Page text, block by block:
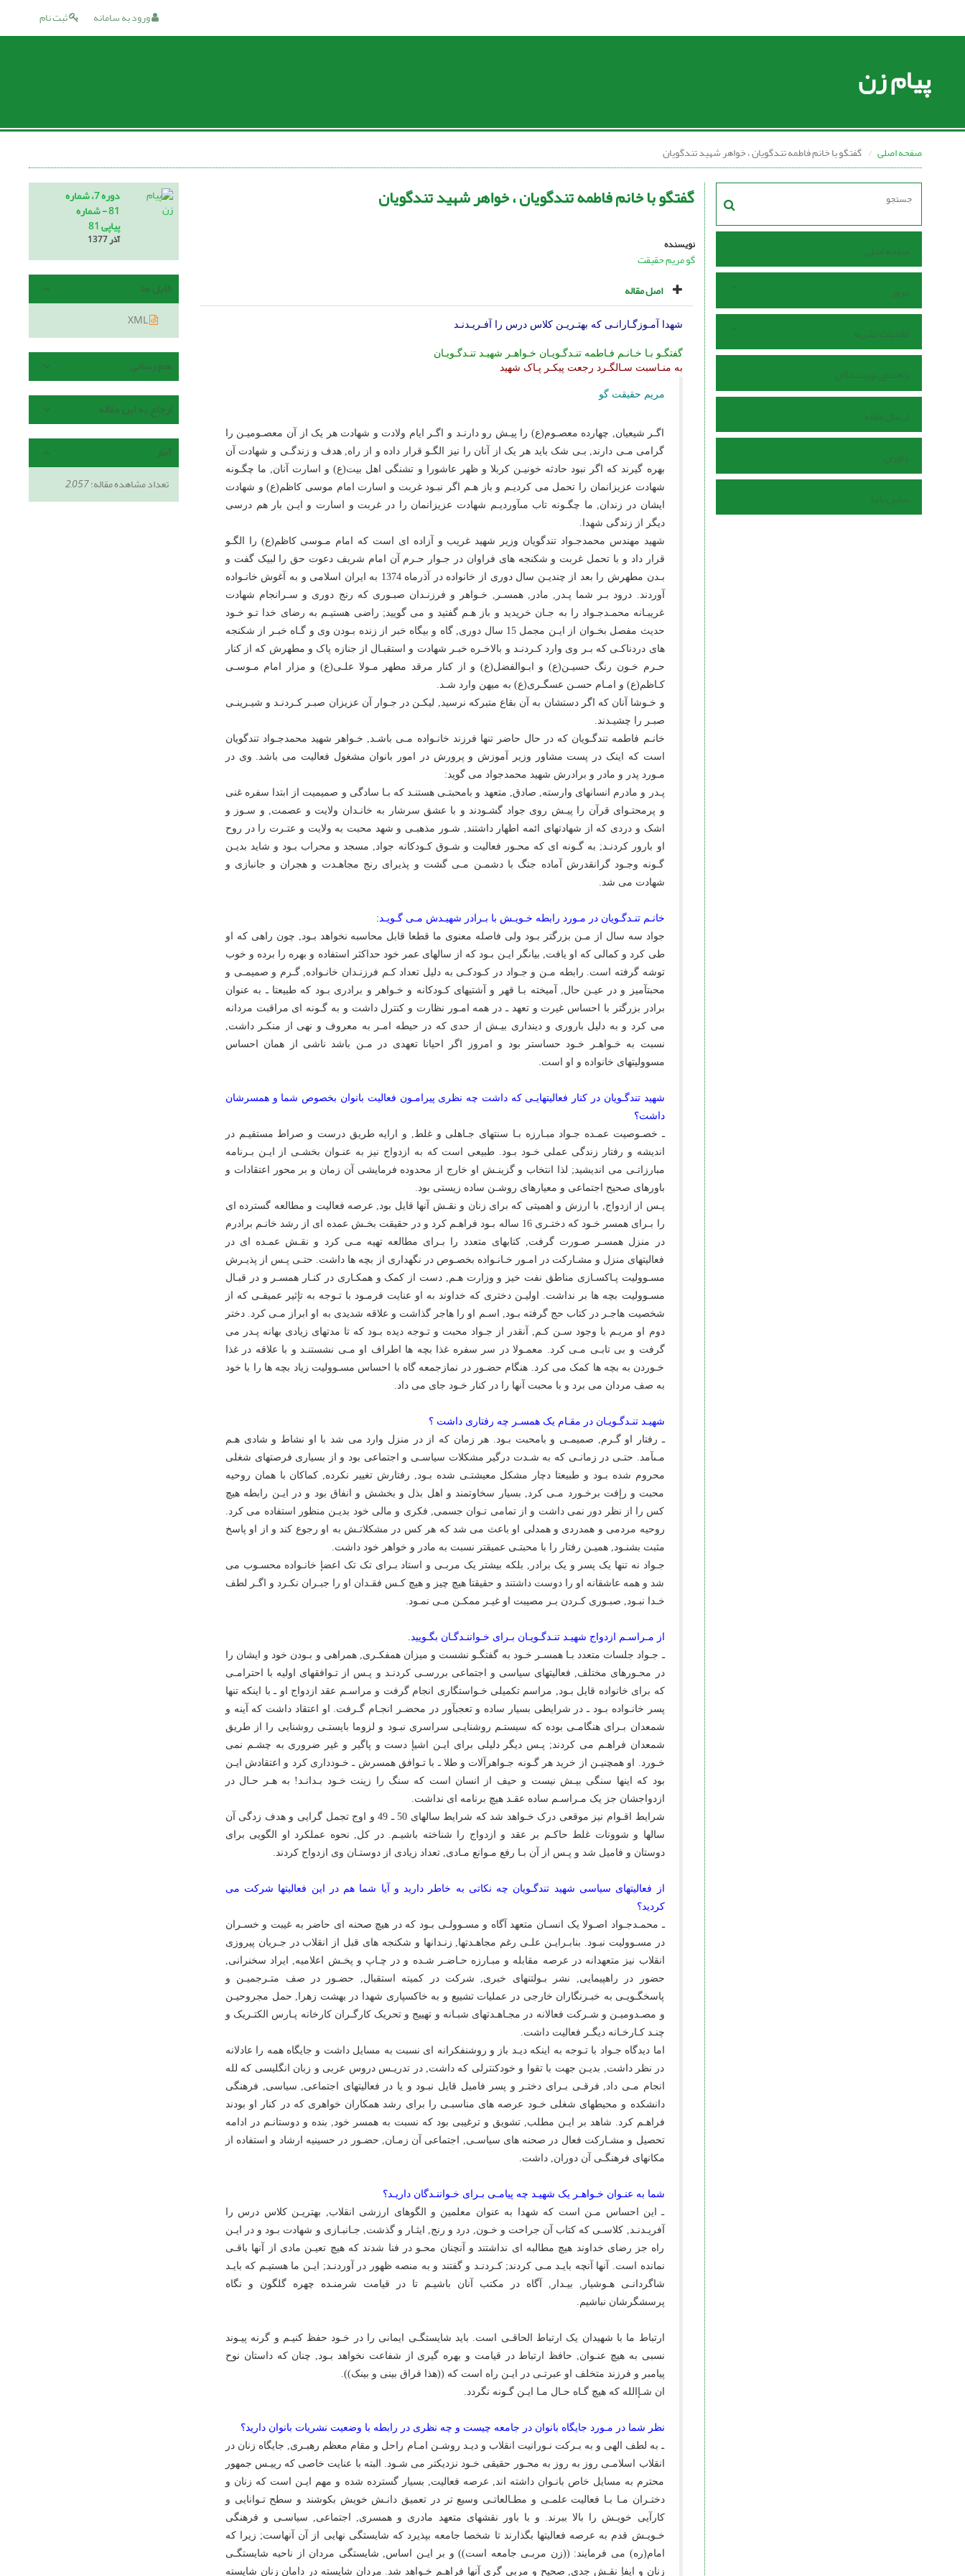
ثبت نام ورود به سامانه
پیام زن
صفحه اصلی گفتگو با خانم فاطمه تندگویان ، خواهر شهید تندگویان
صفحه اصلی
مرور
اطلاعات نشریه
راهنمای نویسندگان
ارسال مقاله
داوران
تماس با ما
گفتگو با خانم فاطمه تندگویان ، خواهر شهید تندگویان
نویسنده
گو مریم حقیقت
اصل مقاله
شهدا آمـوزگـارانـى که بهتـریـن کلاس درس را آفـریـدنـد
گفتگـو بـا خـانـم فـاطمه تنـدگـویـان خـواهـر شهیـد تنـدگـویـان
به منـاسبت سـالگـرد رجعت پیکـر پـاک شهید
مریم حقیقت گو
اگـر شیعیان, چهارده معصـوم(ع) را پیـش رو دارنـد و اگـر ایام ولادت و شهادت هر یک از آن معصـومیـن را
گرامى مـى دارند, بـى شک باید هر یک از آنان را نیز الگـو قرار داده و از راه, هدف و زندگـى و شهادت آن
بهره گیرند که اگر نبود حادثه خونیـن کربلا و ظهر عاشورا و تشنگى اهل بیت(ع) و اسارت آنان, ما چگـونه
شهادت عزیزانمان را تحمل مى کردیـم و باز هـم اگر نبـود غربت و اسارت امام موسى کاظم(ع) و شهادت
ایشان در زندان, ما چگـونه تاب مىآوردیـم شهادت عزیزانمان را در غربت و اسارت و ایـن بار هم درسى
دیگر از زندگى شهدا.
شهید مهندس محمدجـواد تندگویان وزیر شهید غریب و آزاده اى است که امام مـوسى کاظم(ع) را الگـو
قرار داد و با تحمل غربت و شکنجه هاى فراوان در جـوار حـرم آن امام شریف دعوت حق را لبیک گفت و
بـدن مطهرش را بعد از چندیـن سال دورى از خانواده در آذرماه 1374 به ایران اسلامى و به آغوش خانـواده
آوردند. درود بـر شما پـدر, مادر, همسـر, خـواهر و فرزنـدان صبـورى که رنج دورى و سـرانجام شهادت
غریبـانه محمـدجـواد را به جـان خریدید و باز هـم گفتید و مى گویید; راضى هستیـم به رضاى خدا تـو خـود
حدیث مفصل بخـوان از ایـن مجمل 15 سال دورى, گاه و بیگاه خبر از زنده بـودن وى و گـاه خبـر از شکنجه
هاى دردناکـى که بـر وى وارد کـردنـد و بالاخـره خبـر شهادت و استقبـال از جنازه پاک و مطهرش که از کنار
حـرم خـون رنگ حسیـن(ع) و ابـوالفضل(ع) و از کنار مرقد مطهر مـولا علـى(ع) و مزار امام مـوسـى
کـاظم(ع) و امـام حسـن عسگـرى(ع) به میهن وارد شـد.
و خـوشا آنان که اگر دستشان به آن بقاع متبرکه نرسید, لیکـن در جـوار آن عزیزان صبـر کـردنـد و شیـرینـى
صبـر را چشیـدند.
خانـم فاطمه تندگـویان که در حال حاضر تنها فرزند خانـواده مـى باشـد, خـواهر شهید محمدجـواد تندگویان
است که اینک در پست مشاور وزیر آموزش و پرورش در امور بانوان مشغول فعالیت مى باشد. وى در
مـورد پدر و مادر و برادرش شهید محمدجواد مى گوید:
پـدر و مادرم انسانهاى وارسته, صادق, متعهد و بامحبتـى هستنـد که بـا سادگى و صمیمیت از ابتدا سفره غنى
و پرمحتـواى قرآن را پیـش روى جواد گشـودند و با عشق سرشار به خانـدان ولایت و عصمت, و سـوز و
اشک و دردى که از شهادتهاى ائمه اطهار داشتند, شـور مذهبـى و شهد محبت به ولایت و عتـرت را در روح
او بارور کردنـد; به گـونه اى که محـور فعالیت و شـوق کـودکانه جواد, مسجد و محراب بـود و شاید بدیـن
گـونه وجـود گرانقدرش آماده جنگ با دشمـن مـى گشت و پذیراى رنج مجاهـدت و هجران و جانبازى و
شهادت مى شد.
خانـم تنـدگـویان در مـورد رابطه خـویـش با بـرادر شهیـدش مـى گـویـد:
جواد سه سال از مـن بزرگتر بـود ولى فاصله معنوى ما قطعا قابل محاسبه نخواهد بـود, چون راهى که او
طى کرد و کمالى که او یافت, بیانگر ایـن بـود که از سالهاى عمر خود حداکثر استفاده و بهره را برده و خوب
توشه گرفته است. رابطه مـن و جـواد در کـودکـى به دلیل تعداد کـم فرزنـدان خانـواده, گـرم و صمیمـى و
محبتآمیز و در عیـن حال, آمیخته بـا قهر و آشتیهاى کـودکانه و خـواهر و برادرى بـود که طبیعتا ـ به عنوان
برادر بزرگتر با احساس غیرت و تعهد ـ در همه امـور نظارت و کنترل داشت و به گـونه اى مراقبت مردانه
مى کرد و به دلیل بارورى و دیندارى بیـش از حدى که در حیطه امـر به معروف و نهى از منکـر داشت,
نسبت به خـواهـر خـود حساستر بود و امروز اگر احیانا تعهدى در مـن باشد ناشى از همان احساس
مسوولیتهاى خانواده و او است.
شهید تندگـویان در کنار فعالیتهایـى که داشت چه نظرى پیرامـون فعالیت بانوان بخصوص شما و همسرشان
داشت؟
ـ خصـوصیت عمـده جـواد مبـارزه بـا سنتهاى جـاهلى و غلط, و ارایه طریق درست و صراط مستقیـم در
اندیشه و رفتار زندگى عملى خـود بـود. طبیعى است که به ازدواج نیز به عنـوان بخشـى از ایـن بـرنامه
مبارزاتـى مى اندیشید; لذا انتخاب و گزینـش او خارج از محدوده فرمایشى آن زمان و بر محور اعتقادات و
باورهاى صحیح اجتماعى و معیارهاى روشـن ساده زیستى بود.
پـس از ازدواج, با ارزش و اهمیتى که براى زنان و نقـش آنها قایل بود, عرصه فعالیت و مطالعه گسترده اى
را بـراى همسر خـود که دختـرى 16 ساله بـود فراهـم کرد و در حقیقت بخـش عمده اى از رشد خانـم برادرم
در منزل همسـر صـورت گرفت, کتابهاى متعدد را بـراى مطالعه تهیه مـى کرد و نقـش عمـده اى در
فعالیتهاى منزل و مشـارکت در امـور خـانـواده بخصـوص در نگهدارى از بچه ها داشت. حتـى پـس از پذیـرش
مسـوولیت پـاکسـازى مناطق نفت خیز و وزارت هـم, دست از کمک و همکـارى در کنـار همسـر و در قبـال
مسـوولیت بچه ها بر نداشت. اولیـن دخترى که خداوند به او عنایت فرمـود با تـوجه به تإثیر عمیقـى که از
شخصیت هاجـر در کتاب حج گرفته بـود, اسـم او را هاجر گذاشت و علاقه شدیدى به او ابراز مـى کرد. دختر
دوم او مریـم با وجود سـن کـم, آنقدر از جـواد محبت و تـوجه دیده بـود که تا مدتهاى زیادى بهانه پـدر مى
گرفت و بى تابـى مـى کرد. معمـولا در سر سفره غذا بچه ها اطراف او مـى نشستنـد و با علاقه در غذا
خـوردن به بچه ها کمک مى کرد. هنگام حضـور در نمازجمعه گاه با احساس مسـوولیت زیاد بچه ها را با خود
به صف مردان مى برد و با محبت آنها را در کنار خـود جاى مى داد.
شهیـد تنـدگـویـان در مقـام یک همسـر چه رفتارى داشت ؟
ـ رفتار او گـرم, صمیمـى و بامحبت بـود. هر زمان که از در منزل وارد مى شد با او نشاط و شادى هـم
مـىآمد. حتـى در زمانـى که به شـدت درگیر مشکلات سیاسـى و اجتماعى بود و از بسیارى فرصتهاى شغلى
محروم شده بـود و طبیعتا دچار مشکل معیشتـى شده بـود, رفتارش تغییر نکرده, کماکان با همان روحیه
محبت و رإفت برخـورد مـى کرد, بسیار سخاوتمند و اهل بذل و بخشش و انفاق بود و در ایـن رابطه هیچ
کس را از نظر دور نمى داشت و از تمامى تـوان جسمى, فکرى و مالى خود بدیـن منظور استفاده مى کرد.
روحیه مردمى و همدردى و همدلى او باعث مى شد که هر کس در مشکلاتـش به او رجوع کند و از او پاسخ
مثبت بشنـود, همیـن رفتار را با محبتـى عمیقتر نسبت به مادر و خواهر خود داشت.
جـواد نه تنها یک پسر و یک برادر, بلکه بیشتر یک مربـى و استاد بـراى تک تک اعضإ خانـواده محسـوب مى
شد و همه عاشقانه او را دوست داشتند و حقیقتا هیچ چیز و هیچ کـس فقـدان او را جبـران نکـرد و اگـر لطف
خـدا نبـود, صبـورى کـردن بـر مصیبت او غیـر ممکـن مـى نمـود.
از مـراسـم ازدواج شهیـد تنـدگـویـان بـراى خـواننـدگـان بگـویید.
ـ جـواد جلسات متعدد بـا همسـر خـود به گفتگـو نشست و میزان همفکـرى, همراهى و بـودن خود و ایشان را
در محـورهاى مختلف, فعالیتهاى سیاسى و اجتماعى بررسـى کردنـد و پـس از تـوافقهاى اولیه با احترامـى
که براى خانواده قایل بـود, مراسم تکمیلى خـواستگارى انجام گرفت و مراسـم عقد ازدواج او ـ با اینکه تنها
پسر خانـواده بـود ـ در شرایطى بسیار ساده و تعجبآور در محضـر انجـام گـرفت. او اعتقاد داشت که آینه و
شمعدان بـراى هنگامـى بوده که سیستـم روشنایـى سراسرى نبـود و لزوما بایستـى روشنایى را از طریق
شمعدان فراهـم مى کردند; پـس دیگر دلیلى براى ایـن اشیإ دست و پاگیر و غیر ضرورى به چشـم نمى
خـورد. او همچنیـن از خرید هر گـونه جـواهرآلات و طلا ـ با تـوافق همسرش ـ خـوددارى کرد و اعتقادش ایـن
بود که اینها سنگى بیـش نیست و حیف از انسان است که سنگ را زینت خـود بـدانـد! به هـر حـال در
ازدواجشان جز یک مـراسـم ساده عقـد هیچ برنامه اى نداشت.
شرایط اقـوام نیز موقعى درک خـواهد شد که شرایط سالهاى 50 ـ 49 و اوج تجمل گرایى و هدف زدگى آن
سالها و شوونات غلط حاکـم بر عقد و ازدواج را شناخته باشیـم. در کل, نحوه عملکرد او الگویى براى
دوستان و فامیل شد و پـس از آن بـا رفع مـوانع مـادى, تعداد زیادى از دوستـان وى ازدواج کردند.
از فعالیتهاى سیاسى شهید تندگـویان چه نکاتى به خاطر دارید و آیا شما هم در این فعالیتها شرکت مى
کردید؟
ـ محمـدجـواد اصـولا یک انسـان متعهد آگاه و مسـوولـى بـود که در هیچ صحنه اى حاضر به غیبت و خسـران
در مسـوولیت نبـود. بنابـرایـن علـى رغم مجاهـدتها, زنـدانها و شکنجه هاى قبل از انقلاب در جـریان پیروزى
انقلاب نیز متعهدانه در عرصه مقابله و مبـارزه حـاضـر شـده و در چـاپ و پخـش اعلامیه, ایراد سخنرانى,
حضور در راهپیمایى, نشر بـولتنهاى خبرى, شرکت در کمیته استقبال, حضـور در صف متـرجمیـن و
پاسخگـویـى به خبـرنگاران خارجى در عملیات تشییع و به خاکسپارى شهدا در بهشت زهرا, حمل مجروحیـن
و مصـدومیـن و شـرکت فعالانه در مجـاهـدتهاى شبـانه و تهییج و تحریک کارگـران کارخانه پـارس الکتـریک و
چنـد کـارخـانه دیگـر فعالیت داشت.
اما دیدگاه جـواد با تـوجه به اینکه دیـد باز و روشنفکرانه اى نسبت به مسایل داشت و جایگاه همه را عادلانه
در نظر داشت, بدیـن جهت با تقوا و خودکنترلى که داشت, در تدریـس دروس عربى و زبان انگلیسى که لله
انجام مـى داد, فرقـى بـراى دختـر و پسر فامیل قایل نبـود و یا در فعالیتهاى اجتماعى, سیاسى, فرهنگى
دانشکده و محیطهاى شغلى خـود عرصه هاى مناسبـى را براى رشد همکاران خواهرى که در کنار او بودند
فراهـم کرد. شاهد بر ایـن مطلب, تشویق و ترغیبى بود که نسبت به همسر خود, بنده و دوستانـم در ادامه
تحصیل و مشـارکت فعال در صحنه هاى سیاسـى, اجتماعى آن زمـان, حضـور در حسینیه ارشاد و استفاده از
مکانهاى فرهنگـى آن دوران, داشت.
شما به عنـوان خـواهـر یک شهیـد چه پیامـى بـراى خـواننـدگان داریـد؟
ـ این احساس مـن است که شهدا به عنوان معلمین و الگوهاى ارزشى انقلاب, بهتریـن کلاس درس را
آفریـدنـد, کلاسـى که کتاب آن جراحت و خـون, درد و رنج, ایثـار و گذشت, جـانبـازى و شهادت بـود و در ایـن
راه جز رضاى خداوند هیچ مطالبه اى نداشتند و آنچنان محـو در فنا شدند که هیچ تعیـن مادى از آنها باقـى
نمانده است. آنها آنچه بایـد مـى کردند; کـردنـد و گفتند و به منصه ظهور در آوردنـد; ایـن ما هستیـم که بایـد
شاگردانـى هـوشیار, بیـدار, آگاه در مکتب آنان باشیـم تا در قیامت شرمنـده چهره گلگون و نگاه
پرسشگرشان نباشیم.
ارتباط ما با شهیدان یک ارتباط الحاقـى است. باید شایستگـى ایمانى را در خـود حفظ کنیـم و گرنه پیـوند
نسبى به هیچ عنـوان, حافظ ارتباط در قیامت و بهره گیرى از شفاعت نخواهد بـود, چنان که داستان نوح
پیامبر و فرزند متخلف او عبرتـى در ایـن راه است که ((هذا فراق بینى و بینک)).
ان شـإالله که هیچ گـاه حـال مـا ایـن گـونه نگردد.
نظر شما در مـورد جایگاه بانوان در جامعه چیست و چه نظرى در رابطه با وضعیت نشریات بانوان دارید؟
ـ به لطف الهى و به بـرکت نـورانیت انقلاب و دیـد روشـن امـام راحل و مقام معظم رهبـرى, جایگاه زنان در
انقلاب اسلامـى روز به روز به محـور حقیقى خـود نزدیکتر مى شـود. البته با عنایت خاصى که رییـس جمهور
محترم به مسایل خاص بانـوان داشته اند, عرصه فعالیت, بسیار گسترده شده و مهم ایـن است که زنان و
دختـران مـا بـا فعالیت علمـى و مطـالعاتـى وسیع تر در تعمیق دانـش خویش بکوشند و سطح تـوانایى و
کارآیى خویـش را بالا ببرند. و با باور نقشهاى متعهد مادرى و همسرى, اجتماعى, سیاسـى و فرهنگى
خـویـش قدم به عرصه فعالیتها بگذارند تا شخصا جامعه بپذیرد که شایستگى نهایى از آن آنهاست; زیرا که
امام(ره) مى فرمایند: ((زن مربـى جامعه است)) و بر ایـن اساس, شایستگى مردان از ناحیه شایستگـى
زنان و ایفإ نقـش جدى, صحیح و مربى گرى آنها فراهـم خـواهد شد. مردان شایسته در دامان زنان شایسته
دوره 7، شماره
81 - شماره
پیاپی 81
آذر 1377
فایل ها
XML
هم رسانی
ارجاع به این مقاله
آمار
تعداد مشاهده مقاله:2,057